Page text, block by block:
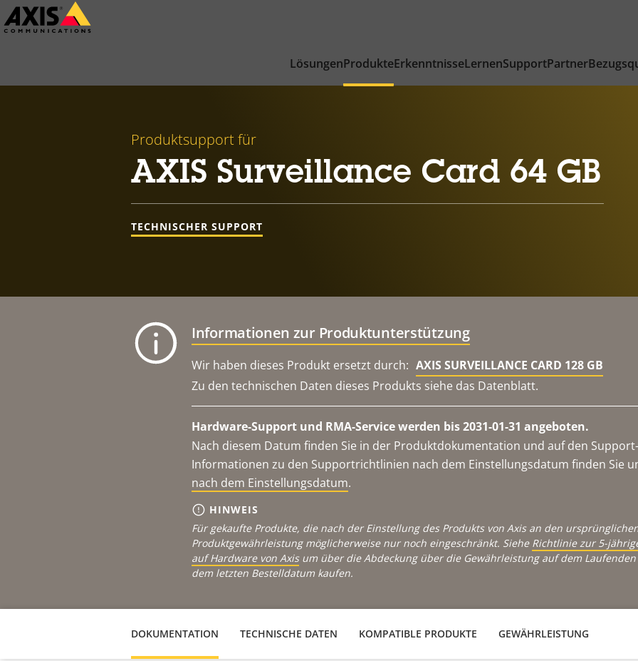
Zum
Hauptinhalt
LösungenProdukteErkenntnisseLernenSupportPartner
Produktsupport für
AXIS Surveillance Card 64 GB
TECHNISCHER SUPPORT
Informationen zur Produktunterstützung
Wir haben dieses Produkt ersetzt durch: AXIS SURVEILLANCE CARD 128 GB
Zu den technischen Daten dieses Produkts siehe das Datenblatt.
Hardware-Support und RMA-Service werden bis 2031-01-31 angeboten.
Nach diesem Datum finden Sie in der Produktdokumentation und auf den
Informationen zu den Supportrichtlinien nach dem Einstellungsdatum finden Sie
nach dem Einstellungsdatum.
HINWEIS
Für gekaufte Produkte, die nach der Einstellung des Produkts von Axis an den
Produktgewährleistung möglicherweise nur noch eingeschränkt. Siehe Richtlinie zur 5-
auf Hardware von Axisum über die Abdeckung über die Gewährleistung auf dem
dem letzten Bestelldatum kaufen.
DOKUMENTATION TECHNISCHE DATEN KOMPATIBLE PRODUKTE GEWÄHRLEISTUNG